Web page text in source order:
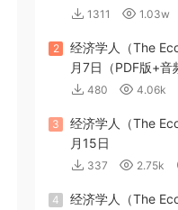
1311 1.03w
2
经济学人（The
月7日（PDF版+音
480 4.06k
3
经济学人（The
月15日
337 2.75k
4
经济学人（The